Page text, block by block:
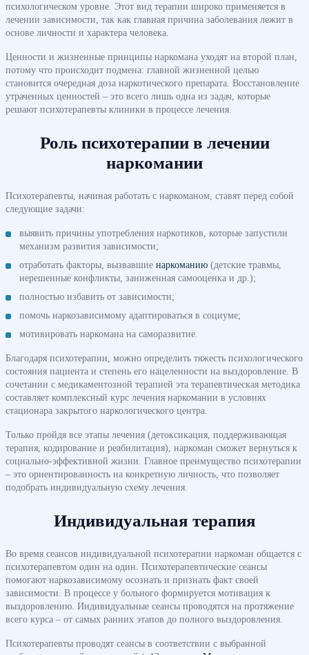
психологическом уровне. Этот вид терапии широко применяется в
лечении зависимости, так как главная причина заболевания лежит в
основе личности и характера человека.
Ценности и жизненные принципы наркомана уходят на второй план,
потому что происходит подмена: главной жизненной целью
становится очередная доза наркотического препарата. Восстановление
утраченных ценностей – это всего лишь одна из задач, которые
решают психотерапевты клиники в процессе лечения.
Роль психотерапии в лечении
наркомании
Психотерапевты, начиная работать с наркоманом, ставят перед собой
следующие задачи:
выявить причины употребления наркотиков, которые запустили
механизм развития зависимости;
отработать факторы, вызвавшие наркоманию (детские травмы,
нерешенные конфликты, заниженная самооценка и др.);
полностью избавить от зависимости;
помочь наркозависимому адаптироваться в социуме;
мотивировать наркомана на саморазвитие.
Благодаря психотерапии, можно определить тяжесть психологического
состояния пациента и степень его нацеленности на выздоровление. В
сочетании с медикаментозной терапией эта терапевтическая методика
составляет комплексный курс лечения наркомании в условиях
стационара закрытого наркологического центра.
Только пройдя все этапы лечения (детоксикация, поддерживающая
терапия, кодирование и реабилитация), наркоман сможет вернуться к
социально-эффективной жизни. Главное преимущество психотерапии
– это ориентированность на конкретную личность, что позволяет
подобрать индивидуальную схему лечения.
Индивидуальная терапия
Во время сеансов индивидуальной психотерапии наркоман общается с
психотерапевтом один на один. Психотерапевтические сеансы
помогают наркозависимому осознать и признать факт своей
зависимости. В процессе у больного формируется мотивация к
выздоровлению. Индивидуальные сеансы проводятся на протяжение
всего курса – от самых ранних этапов до полного выздоровления.
Психотерапевты проводят сеансы в соответствии с выбранной